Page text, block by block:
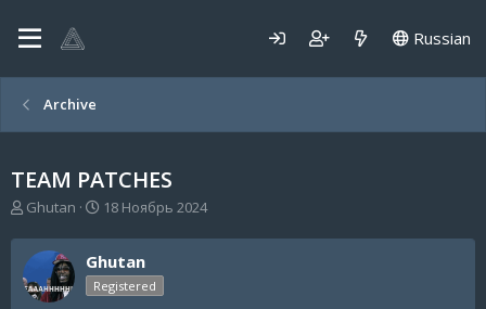
Russian
Archive
TEAM PATCHES
А
т
о
р
Ghutan
Д
т
а
н
18 Ноябрь 2024
Ghutan
Registered